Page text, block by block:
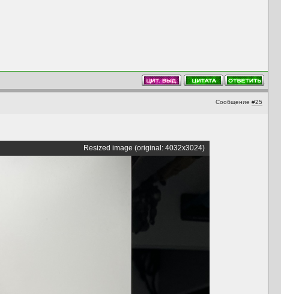
Сообщение #25
Resized image (original: 4032x3024)